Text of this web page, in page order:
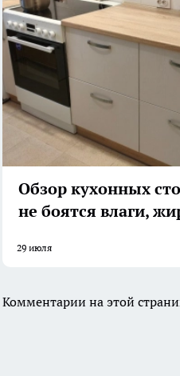
Обзор кухонных
не боятся влаги,
29 июля
Комментарии на этой